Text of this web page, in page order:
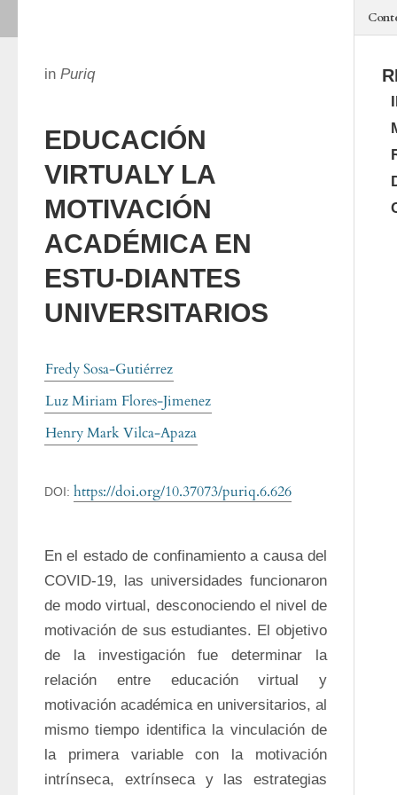
in Puriq
EDUCACIÓN
VIRTUALY LA
MOTIVACIÓN
ACADÉMICA EN
ESTU-DIANTES
UNIVERSITARIOS
Fredy Sosa-Gutiérrez
Luz Miriam Flores-Jimenez
Henry Mark Vilca-Apaza
DOI: https://doi.org/10.37073/puriq.6.626
En el estado de confinamiento a causa del
COVID-19, las universidades funcionaron
de modo virtual, desconociendo el nivel de
motivación de sus estudiantes. El objetivo
de la investigación fue determinar la
relación entre educación virtual y
motivación académica en universitarios, al
mismo tiempo identifica la vinculación de
la primera variable con la motivación
intrínseca, extrínseca y las estrategias